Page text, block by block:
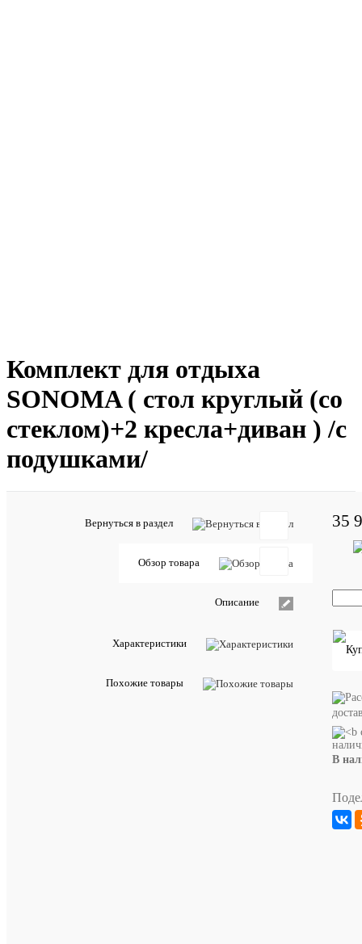
Комплект для отдыха
SONOMA ( стол круглый (со
стеклом)+2 кресла+диван ) /с
подушками/
Вернуться в раздел
Обзор товара
Описание
Характеристики
Похожие товары
Артикул:
2250
Срок
наличии
35
В